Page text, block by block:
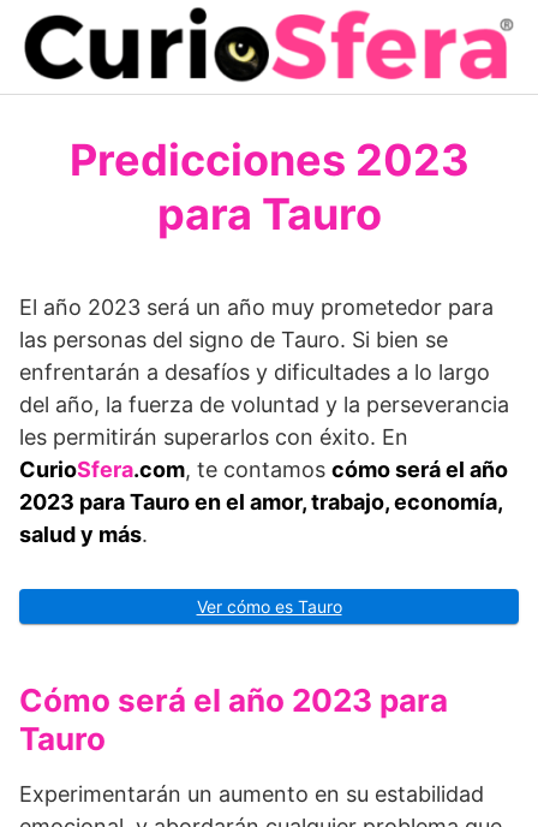
Saltar
contenido
Predicciones 2023
para Tauro
El año 2023 será un año muy prometedor para
las personas del signo de Tauro. Si bien se
enfrentarán a desafíos y dificultades a lo largo
del año, la fuerza de voluntad y la perseverancia
les permitirán superarlos con éxito. En
CurioSfera.com, te contamos cómo será el año
2023 para Tauro en el amor, trabajo, economía,
salud y más.
Ver cómo es Tauro
Cómo será el año 2023 para
Tauro
Experimentarán un aumento en su estabilidad